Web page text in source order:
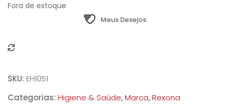
Fora de estoque
Meus Desejos
SKU: EH1051
Categorias: Higiene & Saúde,Marca,Rexona